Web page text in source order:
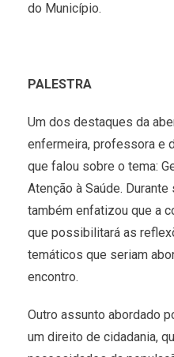
do Município.
PALESTRA
Um dos destaques da
enfermeira, professora e
que falou sobre o tema:
Atenção à Saúde.
também enfatizou que a
que possibilitará as
temáticos que seriam
encontro.
Outro assunto abordado
um direito de cidadania,